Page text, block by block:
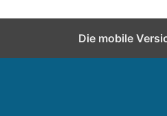
Die mobile